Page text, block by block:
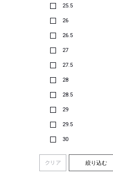
25.5
26
26.5
27
27.5
28
28.5
29
29.5
30
クリア 絞り込む